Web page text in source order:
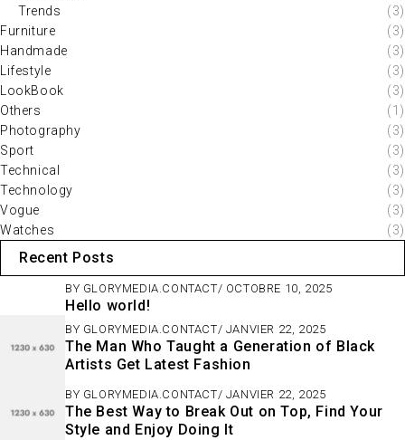
Trends
(3)
Furniture
(3)
Handmade
(3)
Lifestyle
(3)
LookBook
(3)
Others
(1)
Photography
(3)
Sport
(3)
Technical
(3)
Technology
(3)
Vogue
(3)
Watches
(3)
Recent Posts
BY GLORYMEDIA.CONTACT OCTOBRE 10, 2025
Hello world!
BY GLORYMEDIA.CONTACT JANVIER 22, 2025
The Man Who Taught a Generation of Black
Artists Get Latest Fashion
BY GLORYMEDIA.CONTACT JANVIER 22, 2025
The Best Way to Break Out on Top, Find Your
Style and Enjoy Doing It